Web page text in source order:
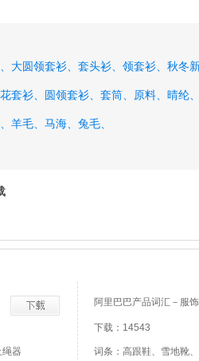
大圆领套衫、 套头衫、 领套衫、 秋冬
套衫、 圆领套衫、 套筒、 原料、 晴纶
羊毛、 马海、 兔毛、
器
阿里巴巴产品词汇－服
下载：14543
词条：高跟鞋、雪地靴